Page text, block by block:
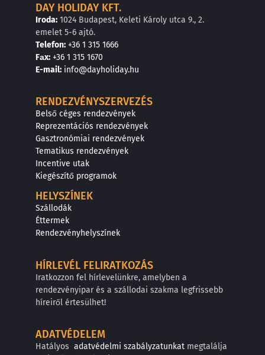
DAY HOLIDAY KFT.
Iroda: 1024 Budapest, Keleti Károly utca 9., 2.
emelet 5-6 ajtó.
Telefon: +36 1 315 1666
Fax: +36 1 315 1670
E-mail: info@dayholiday.hu
RENDEZVÉNYSZERVEZÉS
Belső céges rendezvények
Reprezentációs rendezvények
Gasztronómiai rendezvények
Tematikus rendezvények
Incentive utak
Kiegészítő programok
HELYSZÍNEK
Szállodák
Éttermek
Rendezvényhelyszínek
HÍRLEVÉL FELIRATKOZÁS
Iratkozzon fel hírlevelünkre, amelyben a
rendezvényipar és a szállodai szakma legfrissebb
híreiről értesülhet!
ADATVÉDELEM
Hatályos adatvédelmi szabályzatunkat megtalálja